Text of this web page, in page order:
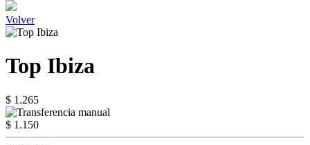
Volver
Top Ibiza
$ 1.265
$ 1.150